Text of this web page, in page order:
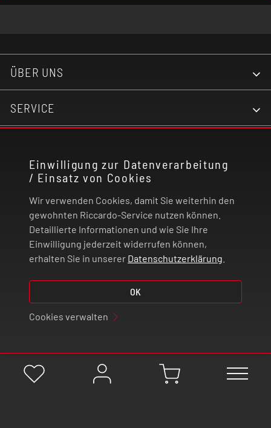
Einwilligung zur Datenverarbeitung
/ Einsatz von Cookies
Wir verwenden Cookies, damit Sie weiterhin den
gewohnten Riccardo-Service nutzen können.
Detaillierte Informationen und wie Sie Ihre
Einwilligung jederzeit widerrufen können,
erhalten Sie in unserer Datenschutzerklärung
OK
Cookies verwalten
ÜBER UNS
SERVICE
RECHTLICHES
ZAHLUNG UND VERSAND
VERTRAG WIDERRUFEN
© 2026 | Riccardo Onlinestore GmbH